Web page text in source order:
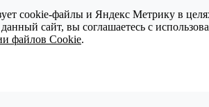
cookie-файлы и Яндекс Метрику в
сайт, вы соглашаетесь с
файлов Cookie.